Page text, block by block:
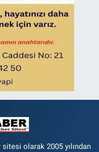
olarak 2005 yılından